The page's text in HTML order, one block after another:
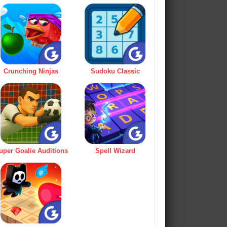
Crunching Ninjas Sudoku Classic
Goalie Auditions Spell Wizard